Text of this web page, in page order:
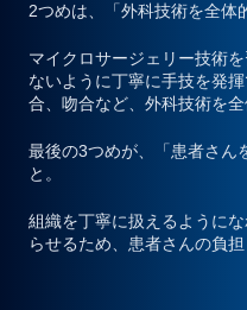
2つめは、 「外科技術を全体
マイクロサージェリー技術を
ないように丁寧に手技を発
合、吻合など、外科技術を全
最後の3つめが、 「患者さん
と。
組織を丁寧に扱えるように
らせるため、患者さんの負担